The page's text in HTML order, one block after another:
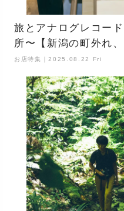
旅とアナログレコー
所〜【新潟の町外れ
お店特集｜2025.08.22 Fri